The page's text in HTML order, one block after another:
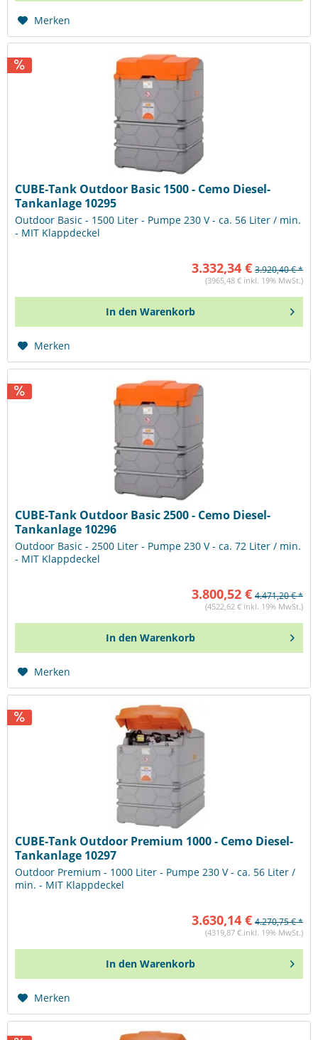
Merken
CUBE-Tank Outdoor Basic 1500 - Cemo Diesel-
Tankanlage 10295
Outdoor Basic - 1500 Liter - Pumpe 230 V - ca. 56 Liter / min.
- MIT Klappdeckel
3.332,34 € 3.920,40 € *
(3965,48 € inkl. 19% MwSt.)
In den Warenkorb
Merken
CUBE-Tank Outdoor Basic 2500 - Cemo Diesel-
Tankanlage 10296
Outdoor Basic - 2500 Liter - Pumpe 230 V - ca. 72 Liter / min.
- MIT Klappdeckel
3.800,52 € 4.471,20 € *
(4522,62 € inkl. 19% MwSt.)
In den Warenkorb
Merken
CUBE-Tank Outdoor Premium 1000 - Cemo Diesel-
Tankanlage 10297
Outdoor Premium - 1000 Liter - Pumpe 230 V - ca. 56 Liter /
min. - MIT Klappdeckel
3.630,14 € 4.270,75 € *
(4319,87 € inkl. 19% MwSt.)
In den Warenkorb
Merken